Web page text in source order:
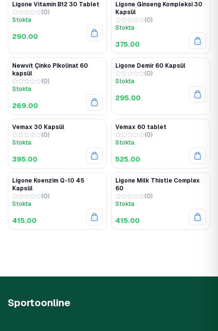
Ligone Vitamin B12 30 Tablet
(0)
Stokta
290.00
Ligone Ginseng Kompleksi 30
Kapsül
(0)
Stokta
375.00
Newvit Çinko Pikolinat 60
kapsül
(0)
Stokta
269.00
Ligone Demir 60 Kapsül
(0)
Stokta
295.00
Vemax 30 Kapsül
(0)
Stokta
395.00
Vemax 60 tablet
(0)
Stokta
525.00
Ligone Koenzim Q-10 45
Kapsül
(0)
Stokta
415.00
Ligone Milk Thistle Complex
60
(0)
Stokta
415.00
Sportoonline